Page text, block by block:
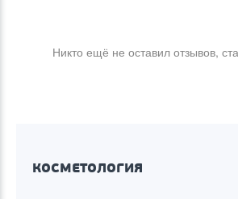
Никто ещё не оставил отзывов,
КОСМЕТОЛОГИЯ